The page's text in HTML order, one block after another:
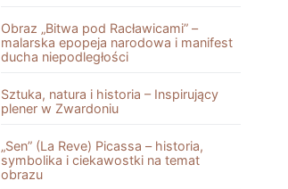
Obraz „Bitwa pod Racławicami” –
malarska epopeja narodowa i manifest
ducha niepodległości
Sztuka, natura i historia – Inspirujący
plener w Zwardoniu
„Sen” (La Reve) Picassa – historia,
symbolika i ciekawostki na temat
obrazu